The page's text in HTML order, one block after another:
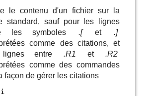
le contenu d'un fichier sur la
standard, sauf pour les lignes
les symboles
.[ et
.]
comme des citations, et
lignes entre
.R1 et
.R2
comme des commandes
façon de gérer les citations